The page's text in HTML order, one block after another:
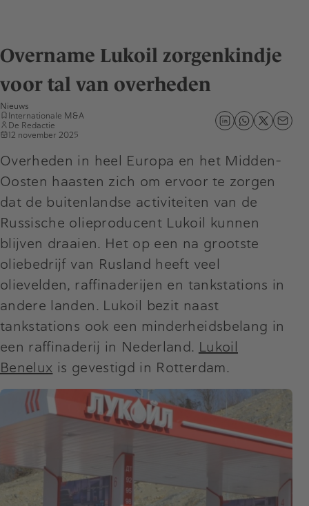
Overname Lukoil zorgenkindje
voor tal van overheden
Nieuws
Internationale M&A
De Redactie
12 november 2025
Overheden in heel Europa en het Midden-
Oosten haasten zich om ervoor te zorgen
dat de buitenlandse activiteiten van de
Russische olieproducent Lukoil kunnen
blijven draaien. Het op een na grootste
oliebedrijf van Rusland heeft veel
olievelden, raffinaderijen en tankstations in
andere landen. Lukoil bezit naast
tankstations ook een minderheidsbelang in
een raffinaderij in Nederland. Lukoil
Benelux is gevestigd in Rotterdam.